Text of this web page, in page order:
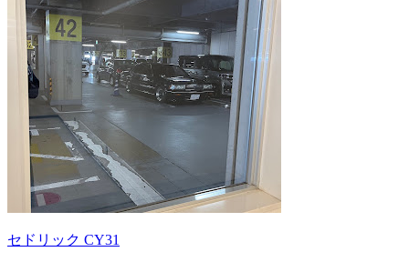
セドリック CY31